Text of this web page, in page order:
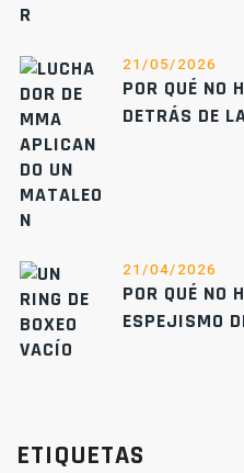
21/05/2026
POR QUÉ NO
DETRÁS DE
21/04/2026
POR QUÉ NO
ESPEJISMO
ETIQUETAS